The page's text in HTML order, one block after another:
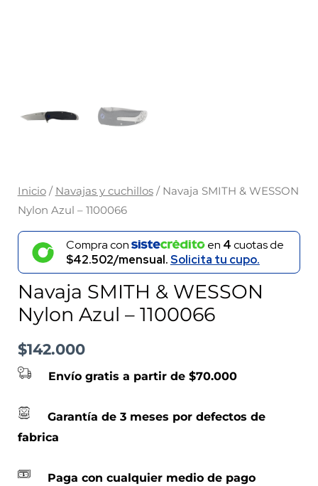
Inicio/ Navajas y cuchillos/ Navaja SMITH & WESSON
Nylon Azul – 1100066
Compra con en 4cuotas de
$42.502/mensual.Solicita tu cupo.
Navaja SMITH & WESSON
Nylon Azul – 1100066
$142.000
Envío gratis a partir de $70.000
Garantía de 3 meses por defectos de
fabrica
Paga con cualquier medio de pago